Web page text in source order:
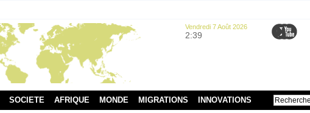
Vendredi 7 Août 2026
2:39
SOCIETE AFRIQUE MONDE MIGRATIONS INNOVATIONS